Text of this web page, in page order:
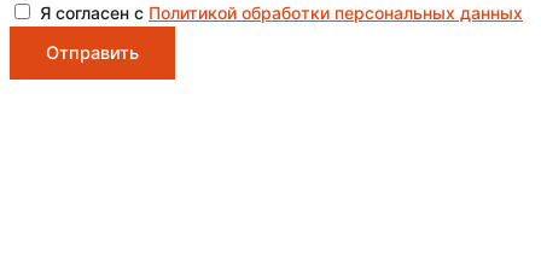
Я согласен с Политикой обработки персональных данных
Отправить